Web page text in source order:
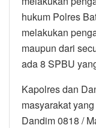
hukum Polres
melakukan
maupun dari
ada 8 SPBU
Kapolres dan
masyarakat
Dandim 0818 /